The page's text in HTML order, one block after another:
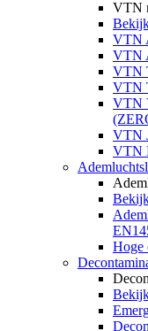
VTN
VTN
VTN
VTN
VTN
VTN
VTN
VTN
Hoge